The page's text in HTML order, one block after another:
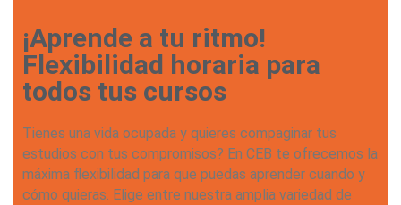
¡Aprende a tu ritmo!
Flexibilidad horaria para
todos tus cursos
Tienes una vida ocupada y quieres compaginar tus
estudios con tus compromisos? En CEB te ofrecemos la
máxima flexibilidad para que puedas aprender cuando y
cómo quieras. Elige entre nuestra amplia variedad de